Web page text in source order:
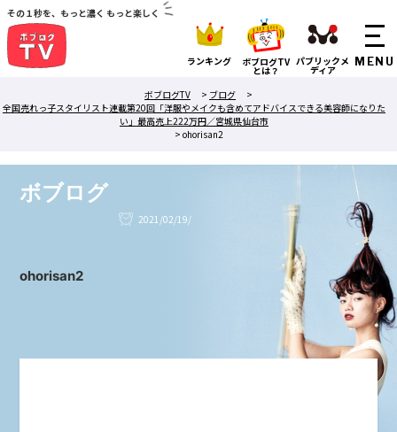
その１秒を、もっと濃く もっと楽しく
ランキング ボブログTV
とは？
パブリックメ
ディア
ボブログTV
> ブログ
>
全国売れっ子スタイリスト連載第20回「洋服やメイクも含めてアドバイスできる美容師になりた
い」最高売上222万円／宮城県仙台市
> ohorisan2
ボブログ
2021/02/19/
ohorisan2